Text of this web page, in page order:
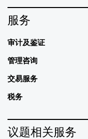
服务
审计及鉴证
管理咨询
交易服务
税务
议题相关服务